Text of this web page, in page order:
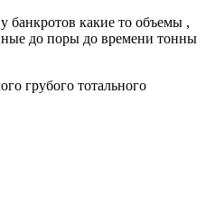
банкротов какие то объемы ,
до поры до времени тонны
грубого тотального